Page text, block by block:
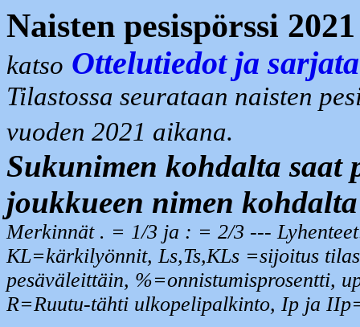
Naisten pesispörssi
katso Ottelutiedot ja
Tilastossa seurataan naisten
vuoden 2021 aikana.
Sukunimen kohdalta saat
joukkueen nimen
Merkinnät . = 1/3 ja : = 2/3 ---
KL=kärkilyönnit, Ls,Ts,KLs =sijoitus
pesäväleittäin, %=onnistumisprosentti,
R=Ruutu-tähti ulkopelipalkinto, Ip ja